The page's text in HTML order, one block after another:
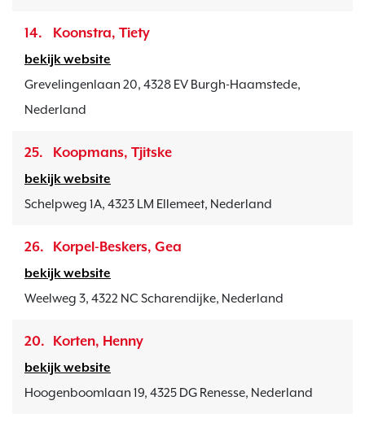
14. Koonstra, Tiety
bekijk website
Grevelingenlaan 20, 4328 EV Burgh-Haamstede,
Nederland
25. Koopmans, Tjitske
bekijk website
Schelpweg 1A, 4323 LM Ellemeet, Nederland
26. Korpel-Beskers, Gea
bekijk website
Weelweg 3, 4322 NC Scharendijke, Nederland
20. Korten, Henny
bekijk website
Hoogenboomlaan 19, 4325 DG Renesse, Nederland